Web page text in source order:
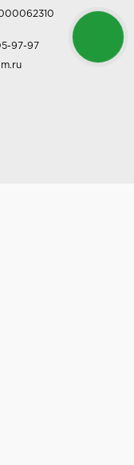
97-97